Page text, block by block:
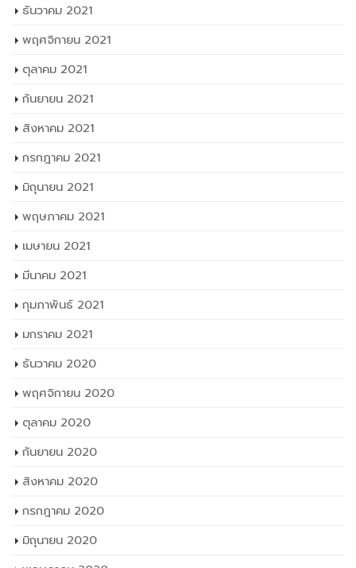
ธันวาคม 2021
พฤศจิกายน 2021
ตุลาคม 2021
กันยายน 2021
สิงหาคม 2021
กรกฎาคม 2021
มิถุนายน 2021
พฤษภาคม 2021
เมษายน 2021
มีนาคม 2021
กุมภาพันธ์ 2021
มกราคม 2021
ธันวาคม 2020
พฤศจิกายน 2020
ตุลาคม 2020
กันยายน 2020
สิงหาคม 2020
กรกฎาคม 2020
มิถุนายน 2020